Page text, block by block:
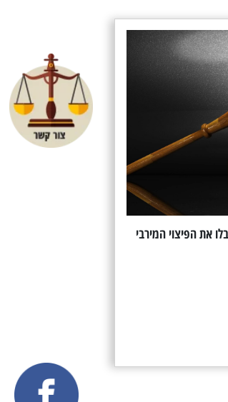
את הפיצוי המירבי